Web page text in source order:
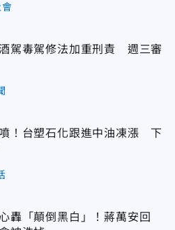
駕毒駕修法加重刑責 週三審
！台塑石化跟進中油凍漲 下
轟「顛倒黑白」！蔣萬安回